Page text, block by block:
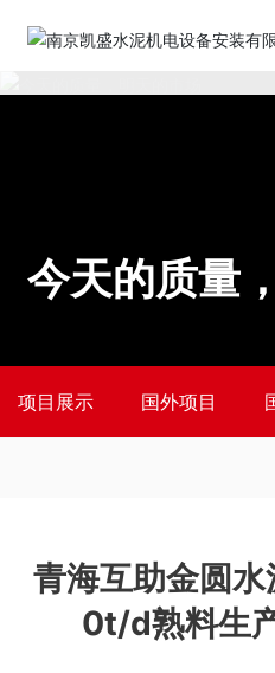
今天的质量
项目展示 国外项目
青海互助金圆
0t/d熟料生